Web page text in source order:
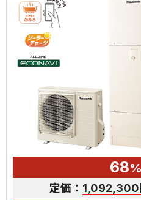
68%
定価： 1,092,300